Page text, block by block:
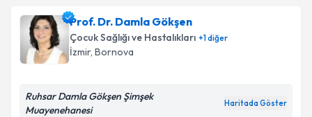
Prof. Dr. Şükran Darcaniçin randevu takvimi talebi
oluşturun. Size bu uzmandan randevu almanız için bir
takvim hazırlandığında e-posta ile bilgilendireceğiz.
Prof. Dr. Damla Gökşen
Çocuk Sağlığı ve Hastalıkları +1diğer
İzmir, Bornova
Ruhsar Damla Gökşen Şimşek
Muayenehanesi
Haritada Göster